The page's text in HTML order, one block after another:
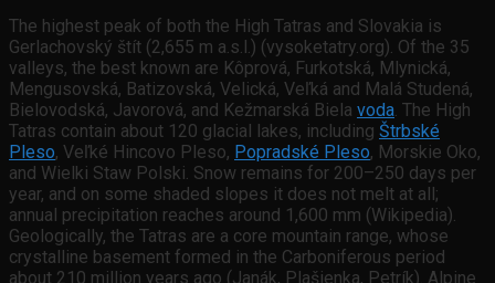
The highest peak of both the High Tatras and Slovakia is
Gerlachovský štít (2,655 m a.s.l.) (vysoketatry.org). Of the 35
valleys, the best known are Kôprová, Furkotská, Mlynická,
Mengusovská, Batizovská, Velická, Veľká and Malá Studená,
Bielovodská, Javorová, and Kežmarská Biela voda. The High
Tatras contain about 120 glacial lakes, including Štrbské
Pleso, Veľké Hincovo Pleso, Popradské Pleso, Morskie Oko,
and Wielki Staw Polski. Snow remains for 200–250 days per
year, and on some shaded slopes it does not melt at all;
annual precipitation reaches around 1,600 mm (Wikipedia).
Geologically, the Tatras are a core mountain range, whose
crystalline basement formed in the Carboniferous period
about 210 million years ago (Janák, Plašienka, Petrík). Alpine